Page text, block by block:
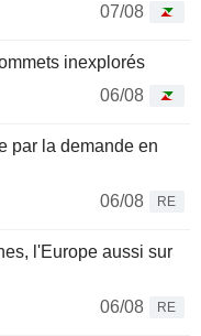
07/08
inexplorés
06/08
par la demande en
06/08
RE
l'Europe aussi sur
06/08
RE